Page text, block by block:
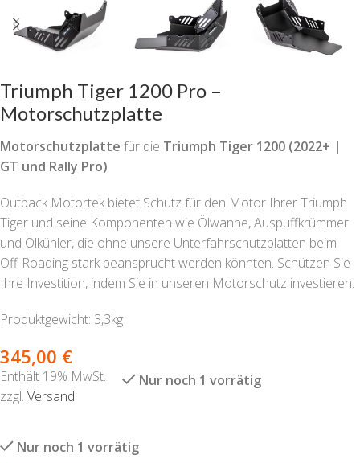
Triumph Tiger 1200 Pro –
Motorschutzplatte
Motorschutzplatte für die Triumph Tiger 1200 (2022+ |
GT und Rally Pro)
Outback Motortek bietet Schutz für den Motor Ihrer Triumph
Tiger und seine Komponenten wie Ölwanne, Auspuffkrümmer
und Ölkühler, die ohne unsere Unterfahrschutzplatten beim
Off-Roading stark beansprucht werden könnten. Schützen Sie
Ihre Investition, indem Sie in unseren Motorschutz investieren.
Produktgewicht: 3,3kg
345,00 €
Enthält 19% MwSt.
zzgl. Versand
Nur noch 1 vorrätig
Nur noch 1 vorrätig